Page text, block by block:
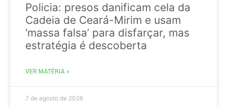
Policia: presos danificam cela da
Cadeia de Ceará-Mirim e usam
‘massa falsa’ para disfarçar, mas
estratégia é descoberta
VER MATÉRIA »
7 de agosto de 2026